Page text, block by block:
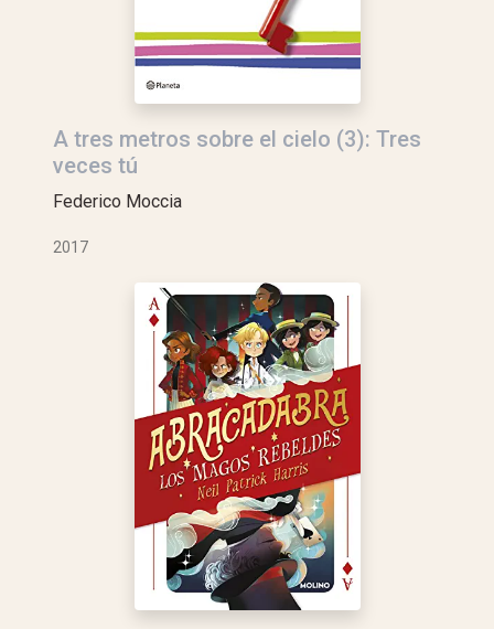
A tres metros sobre el cielo (3): Tres
veces tú
Federico Moccia
2017